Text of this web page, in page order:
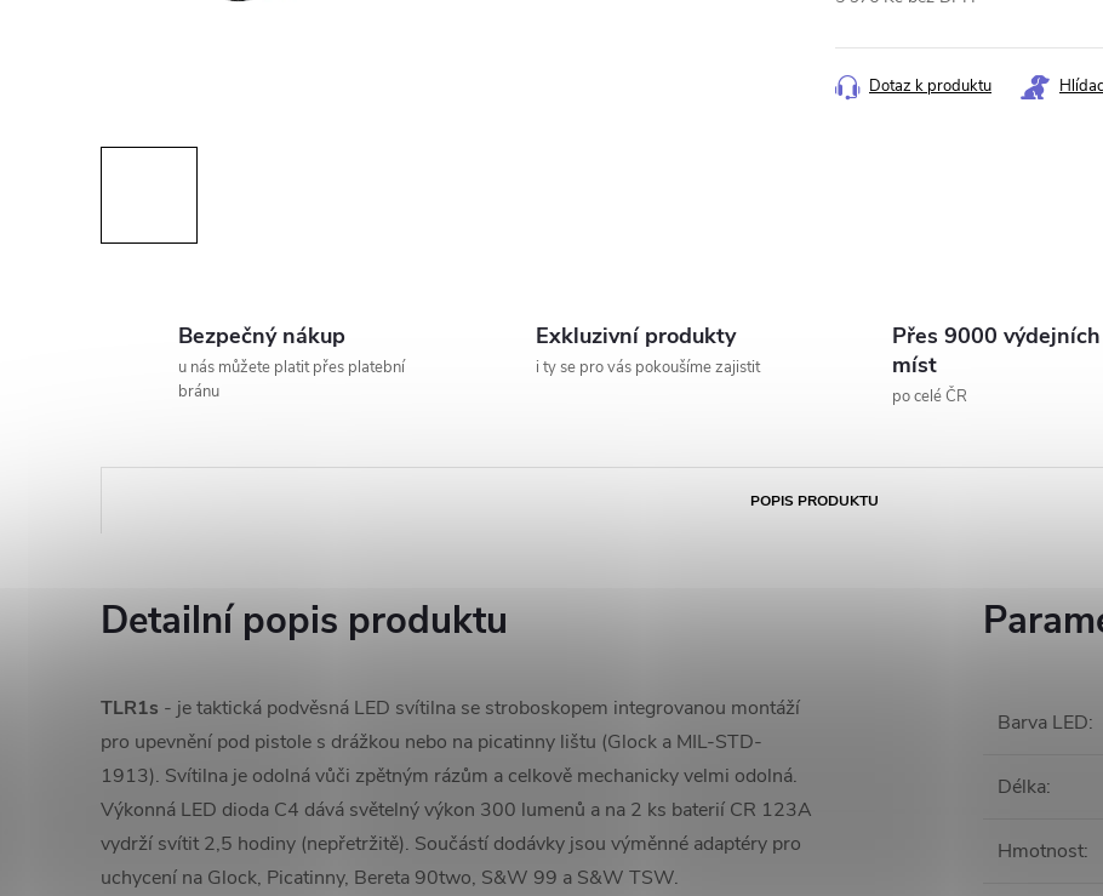
cena:
Dotaz k produktu
Bezpečný nákup
u nás můžete platit přes platební
bránu
Exkluzivní produkty
i ty se pro vás pokoušíme zajistit
Přes 9000 výdejních
míst
po celé ČR
POPIS PRODUKTU
Detailní popis produktu
TLR1s - je taktická podvěsná LED svítilna se stroboskopem integrovanou montáží
pro upevnění pod pistole s drážkou nebo na picatinny lištu (Glock a MIL-STD-
1913). Svítilna je odolná vůči zpětným rázům a celkově mechanicky velmi odolná.
Výkonná LED dioda C4 dává světelný výkon 300 lumenů a na 2 ks baterií CR 123A
vydrží svítit 2,5 hodiny (nepřetržitě). Součástí dodávky jsou výměnné adaptéry pro
uchycení na Glock, Picatinny, Bereta 90two, S&W 99 a S&W TSW.
Barva LED:
Délka:
Hmotnost: